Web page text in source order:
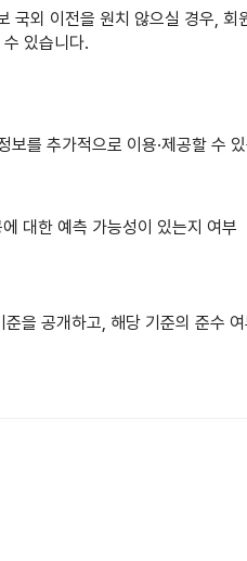
국외 이전을 원치 않으실 경우,
있습니다.
를 추가적으로 이용·제공할 수
대한 예측 가능성이 있는지 여부
을 공개하고, 해당 기준의 준수